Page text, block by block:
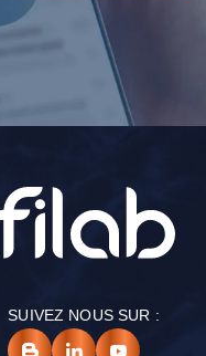
SUIVEZ NOUS SUR :